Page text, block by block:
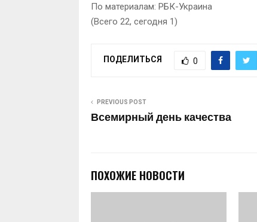
По материалам: РБК-Украина
(Всего 22, сегодня 1)
ПОДЕЛИТЬСЯ 0
PREVIOUS POST
Всемирный день качества
ПОХОЖИЕ НОВОСТИ